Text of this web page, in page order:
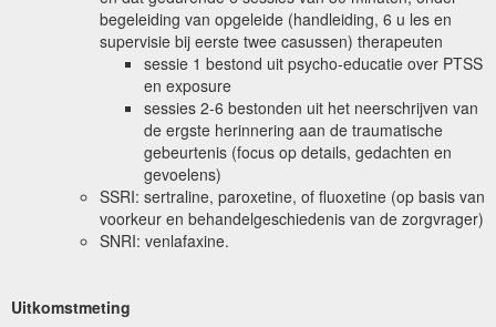
begeleiding van opgeleide (handleiding, 6 u les en
supervisie bij eerste twee casussen) therapeuten
sessie 1 bestond uit psycho-educatie over PTSS
en exposure
sessies 2-6 bestonden uit het neerschrijven van
de ergste herinnering aan de traumatische
gebeurtenis (focus op details, gedachten en
gevoelens)
SSRI: sertraline, paroxetine, of fluoxetine (op basis van
voorkeur en behandelgeschiedenis van de zorgvrager)
SNRI: venlafaxine.
Uitkomstmeting